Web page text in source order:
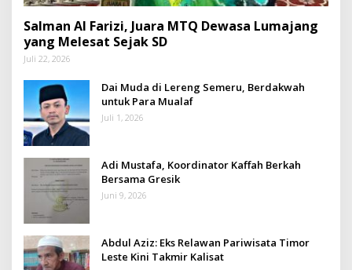
Salman Al Farizi, Juara MTQ Dewasa Lumajang
yang Melesat Sejak SD
Juli 22, 2026
Dai Muda di Lereng Semeru, Berdakwah
untuk Para Mualaf
Juli 1, 2026
Adi Mustafa, Koordinator Kaffah Berkah
Bersama Gresik
Juni 9, 2026
Abdul Aziz: Eks Relawan Pariwisata Timor
Leste Kini Takmir Kalisat